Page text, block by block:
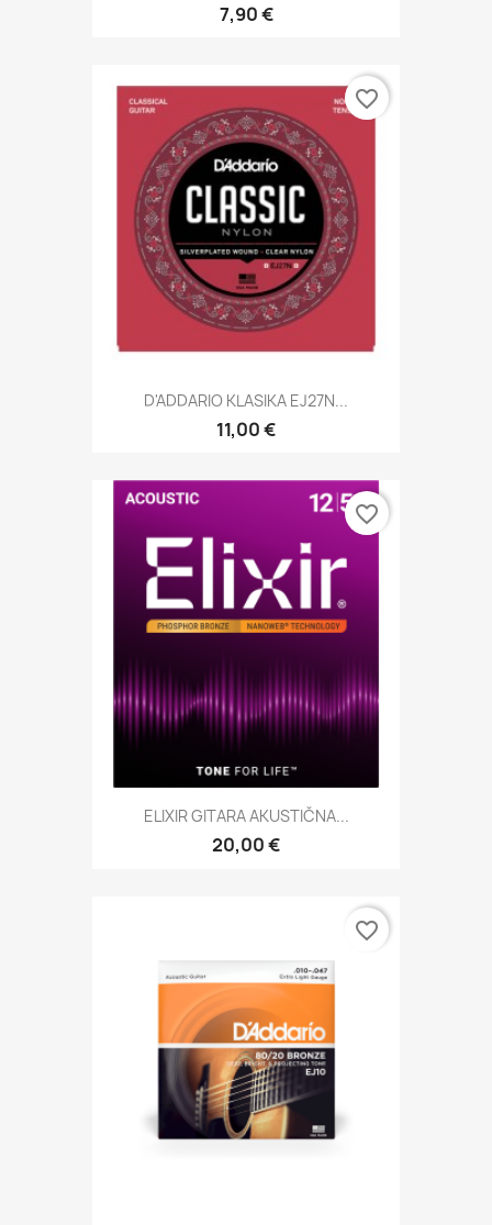
7,90 €
D'ADDARIO KLASIKA EJ27N...
11,00 €
favorite_border
ELIXIR GITARA AKUSTIČNA...
20,00 €
favorite_border
favorite_border